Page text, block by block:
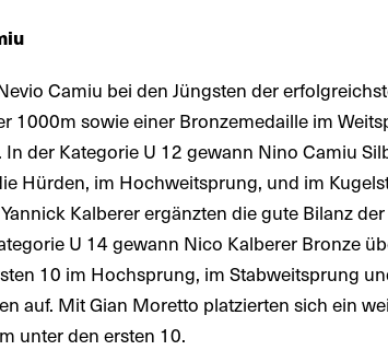
Camiu bei den Jüngsten der
1000m sowie einer Bronzemedaille im
der Kategorie U 12 gewann Nino Camiu
Hürden, im Hochweitsprung, und im
Kalberer ergänzten die gute Bilanz
U 14 gewann Nico Kalberer Bronze
10 im Hochsprung, im Stabweitsprung
auf. Mit Gian Moretto platzierten sich ein
unter den ersten 10.